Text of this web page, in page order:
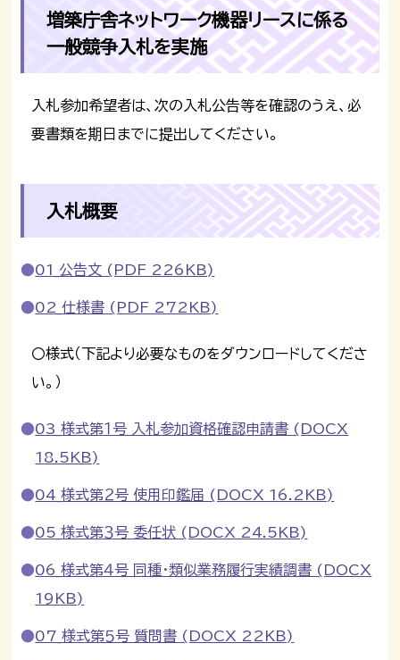
増築庁舎ネットワーク機器リースに係る
一般競争入札を実施
入札参加希望者は、次の入札公告等を確認のうえ、必
要書類を期日までに提出してください。
入札概要
01_公告文 (PDF 226KB)
02_仕様書 (PDF 272KB)
〇様式（下記より必要なものをダウンロードしてくださ
い。）
03_様式第１号 入札参加資格確認申請書 (DOCX
18.5KB)
04_様式第２号 使用印鑑届 (DOCX 16.2KB)
05_様式第３号 委任状 (DOCX 24.5KB)
06_様式第４号 同種・類似業務履行実績調書 (DOCX
19KB)
07_様式第５号 質問書 (DOCX 22KB)